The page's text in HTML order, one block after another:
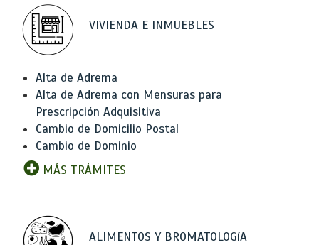
VIVIENDA E INMUEBLES
Alta de Adrema
Alta de Adrema con Mensuras para
Prescripción Adquisitiva
Cambio de Domicilio Postal
Cambio de Dominio
MÁS TRÁMITES
ALIMENTOS Y BROMATOLOGíA